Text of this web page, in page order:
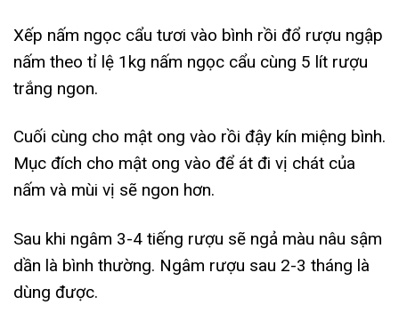
Xếp nấm ngọc cẩu tươi vào bình rồi đổ rượu ngập
nấm theo tỉ lệ 1kg nấm ngọc cẩu cùng 5 lít rượu
trắng ngon.
Cuối cùng cho mật ong vào rồi đậy kín miệng bình.
Mục đích cho mật ong vào để át đi vị chát của
nấm và mùi vị sẽ ngon hơn.
Sau khi ngâm 3-4 tiếng rượu sẽ ngả màu nâu sậm
dần là bình thường. Ngâm rượu sau 2-3 tháng là
dùng được.